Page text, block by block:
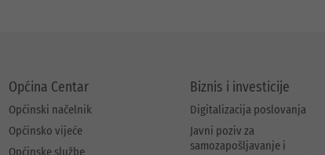
Općina Centar
Općinski načelnik
Općinsko vijeće
Općinske službe
Biznis i investicije
Digitalizacija poslovanja
Javni poziv za
samozapošljavanje i